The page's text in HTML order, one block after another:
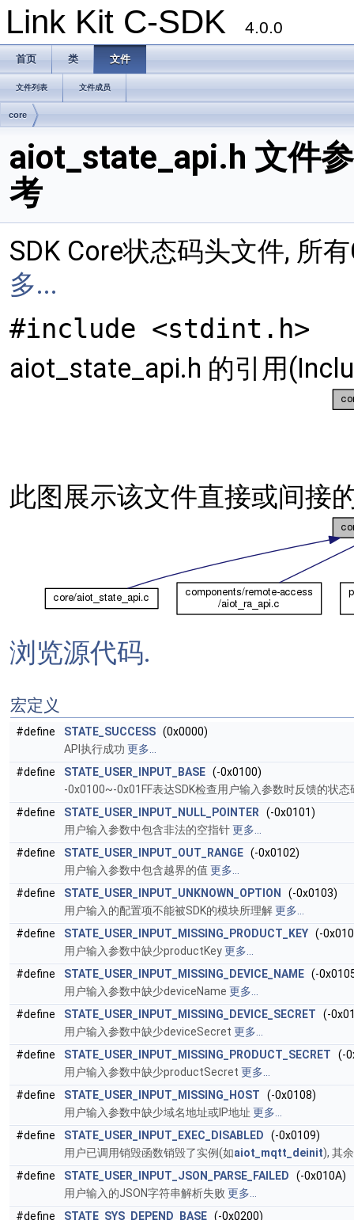
Link Kit C-SDK 4.0.0
首页 类 文件
文件列表 文件成员
core
aiot_state_api.h 文件参
考
SDK Core状态码头文件, 所
多...
#include <stdint.h>
aiot_state_api.h 的引用
此图展示该文件直接或间接
浏览源代码.
宏定义
#define STATE_SUCCESS (0x0000)
API执行成功 更多...
#define
STATE_USER_INPUT_BASE (-0x0100)
-0x0100~-0x01FF表达SDK检查用户输入参数时反馈的状
#define
STATE_USER_INPUT_NULL_POINTER (-0x0101)
用户输入参数中包含非法的空指针更多...
#define
STATE_USER_INPUT_OUT_RANGE (-0x0102)
用户输入参数中包含越界的值 更多...
#define
STATE_USER_INPUT_UNKNOWN_OPTION
(-0x0103)
用户输入的配置项不能被SDK的模块所理解更多...
#define
STATE_USER_INPUT_MISSING_PRODUCT_KEY (-
用户输入参数中缺少productKey更多...
#define
STATE_USER_INPUT_MISSING_DEVICE_NAME (-
用户输入参数中缺少deviceName 更多...
#define
STATE_USER_INPUT_MISSING_DEVICE_SECRET (-
用户输入参数中缺少deviceSecret 更多...
#define
STATE_USER_INPUT_MISSING_PRODUCT_SECRET (-
用户输入参数中缺少productSecret 更多...
#define
STATE_USER_INPUT_MISSING_HOST (-0x0108)
用户输入参数中缺少域名地址或IP地址 更多...
#define
STATE_USER_INPUT_EXEC_DISABLED (-0x0109)
用户已调用销毁函数销毁了实例(如aiot_mqtt_deinit), 其
#define
STATE_USER_INPUT_JSON_PARSE_FAILED (-0x010A)
用户输入的JSON字符串解析失败 更多...
#define
STATE_SYS_DEPEND_BASE (-0x0200)